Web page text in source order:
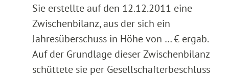
Sie erstellte auf den 12.12.2011 eine
Zwischenbilanz, aus der sich ein
Jahresüberschuss in Höhe von … € ergab.
Auf der Grundlage dieser Zwischenbilanz
schüttete sie per Gesellschafterbeschluss